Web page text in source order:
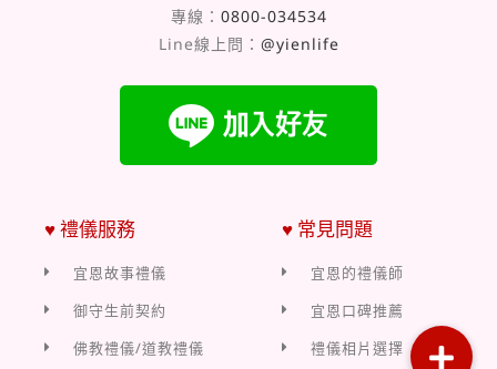
專線： 0800-034534
Line線上問： @yienlife
♥ 禮儀服務
宜恩故事禮儀
御守生前契約
佛教禮儀/道教禮儀
♥ 常見問題
宜恩的禮儀師
宜恩口碑推薦
禮儀相片選擇